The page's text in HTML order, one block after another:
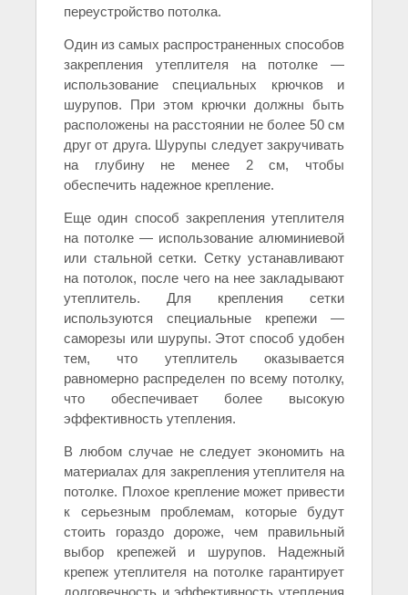
переустройство потолка.
Один из самых распространенных способов
закрепления утеплителя на потолке —
использование специальных крючков и
шурупов. При этом крючки должны быть
расположены на расстоянии не более 50 см
друг от друга. Шурупы следует закручивать
на глубину не менее 2 см, чтобы
обеспечить надежное крепление.
Еще один способ закрепления утеплителя
на потолке — использование алюминиевой
или стальной сетки. Сетку устанавливают
на потолок, после чего на нее закладывают
утеплитель. Для крепления сетки
используются специальные крепежи —
саморезы или шурупы. Этот способ удобен
тем, что утеплитель оказывается
равномерно распределен по всему потолку,
что обеспечивает более высокую
эффективность утепления.
В любом случае не следует экономить на
материалах для закрепления утеплителя на
потолке. Плохое крепление может привести
к серьезным проблемам, которые будут
стоить гораздо дороже, чем правильный
выбор крепежей и шурупов. Надежный
крепеж утеплителя на потолке гарантирует
долговечность и эффективность утепления